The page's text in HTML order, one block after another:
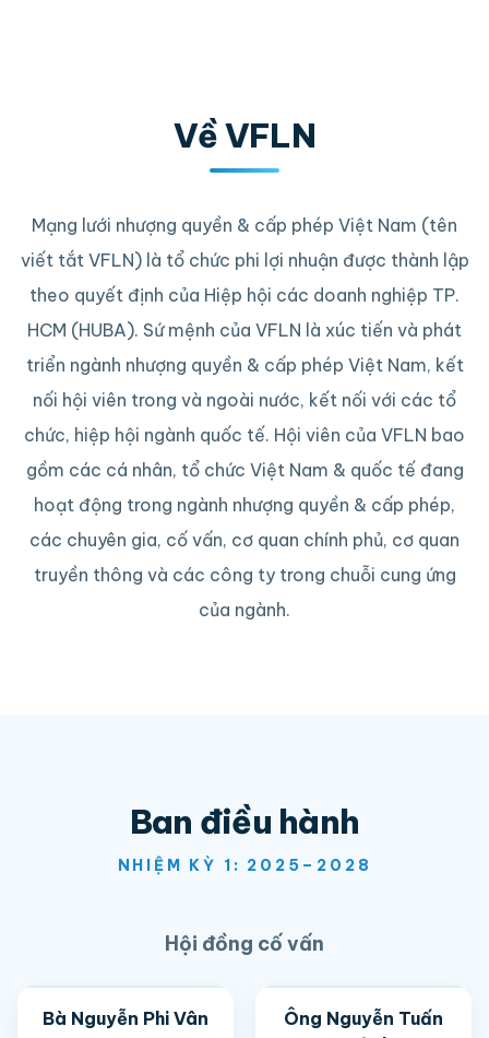
Về VFLN
Mạng lưới nhượng quyền & cấp phép Việt Nam (tên
viết tắt VFLN) là tổ chức phi lợi nhuận được thành lập
theo quyết định của Hiệp hội các doanh nghiệp TP.
HCM (HUBA). Sứ mệnh của VFLN là xúc tiến và phát
triển ngành nhượng quyền & cấp phép Việt Nam, kết
nối hội viên trong và ngoài nước, kết nối với các tổ
chức, hiệp hội ngành quốc tế. Hội viên của VFLN bao
gồm các cá nhân, tổ chức Việt Nam & quốc tế đang
hoạt động trong ngành nhượng quyền & cấp phép,
các chuyên gia, cố vấn, cơ quan chính phủ, cơ quan
truyền thông và các công ty trong chuỗi cung ứng
của ngành.
Ban điều hành
NHIỆM KỲ 1: 2025–2028
Hội đồng cố vấn
Bà Nguyễn Phi Vân
Ông Nguyễn Tuấn